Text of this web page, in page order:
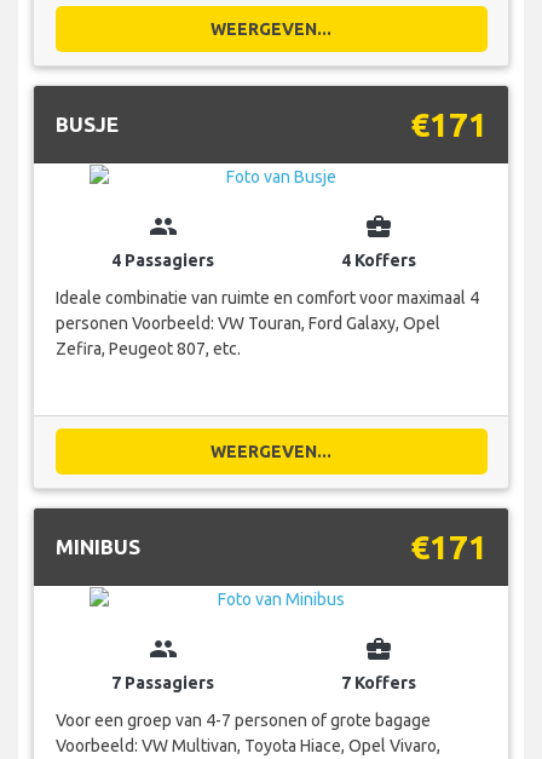
WEERGEVEN...
BUSJE €171
group
4 Passagiers
business_center
4 Koffers
Ideale combinatie van ruimte en comfort voor maximaal 4
personen Voorbeeld: VW Touran, Ford Galaxy, Opel
Zefira, Peugeot 807, etc.
WEERGEVEN...
MINIBUS €171
group
7 Passagiers
business_center
7 Koffers
Voor een groep van 4-7 personen of grote bagage
Voorbeeld: VW Multivan, Toyota Hiace, Opel Vivaro,